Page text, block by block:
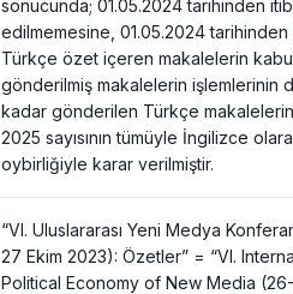
sonucunda; 01.05.2024 tarihinden
edilmemesine, 01.05.2024
Türkçe özet içeren makalelerin
gönderilmiş makalelerin işlemlerinin
kadar gönderilen Türkçe makalelerin
2025 sayısının tümüyle İngilizce
oybirliğiyle karar verilmiştir.
“VI. Uluslararası Yeni Medya
27 Ekim 2023): Özetler” = “VI.
Political Economy of New Media